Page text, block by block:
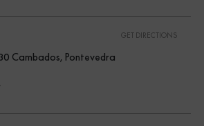
GET DIRECTIONS
Cambados, Pontevedra